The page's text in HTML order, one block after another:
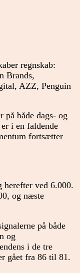
regnskab:
Brands,
AZZ, Penguin
på både dags- og
i en faldende
fortsætter
herefter ved 6.000.
og næste
på både
og
i de tre
gået fra 86 til 81.